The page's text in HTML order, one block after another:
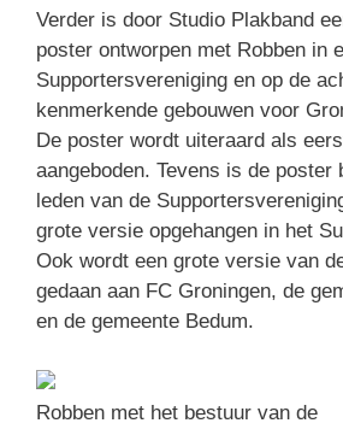
Verder is door Studio Plakband
poster ontworpen met Robben in
Supportersvereniging en op de
kenmerkende gebouwen voor
De poster wordt uiteraard als
aangeboden. Tevens is de poster
leden van de
grote versie opgehangen in het
Ook wordt een grote versie van
gedaan aan FC Groningen, de
en de gemeente Bedum.
Robben met het bestuur van de